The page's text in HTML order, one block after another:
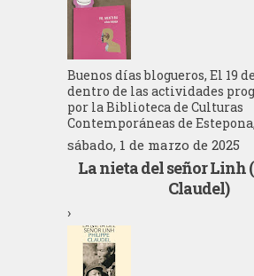
Buenos días blogueros, El 19
dentro de las actividades
por la Biblioteca de Culturas
Contemporáneas de Estepona,
sábado, 1 de marzo de 2025
La nieta del señor Linh
Claudel)
›